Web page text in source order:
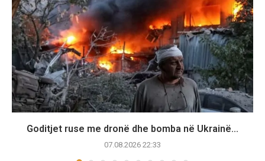
Goditjet ruse me dronë dhe bomba në Ukrainë...
07.08.2026 22:33